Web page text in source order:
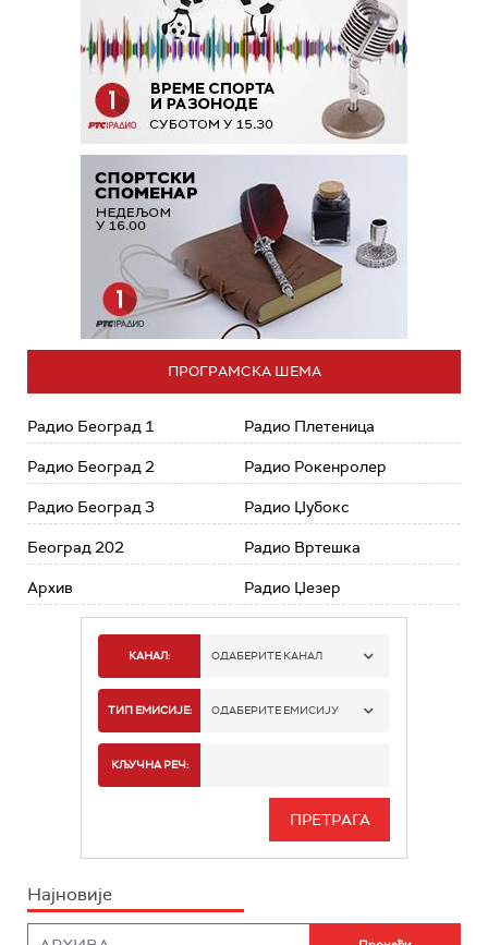
ПРОГРАМСКА ШЕМА
Радио Београд 1
Радио Београд 2
Радио Београд 3
Београд 202
Архив
Радио Плетеница
Радио Рокенролер
Радио Џубокс
Радио Вртешка
Радио Џезер
КАНАЛ: ОДАБЕРИТЕ КАНАЛ
РАДИО БЕОГРАД 1
РАДИО БЕОГРАД 3
РАДИО РОКЕНРОЛЕР
ТИП ЕМИСИЈЕ: ОДАБЕРИТЕ ЕМИСИЈУ
ИНФО
КЉУЧНА РЕЧ:
Најновије